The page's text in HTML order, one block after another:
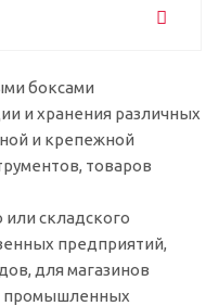
боксами
и хранения различных
и крепежной
товаров
или складского
предприятий,
для магазинов
промышленных